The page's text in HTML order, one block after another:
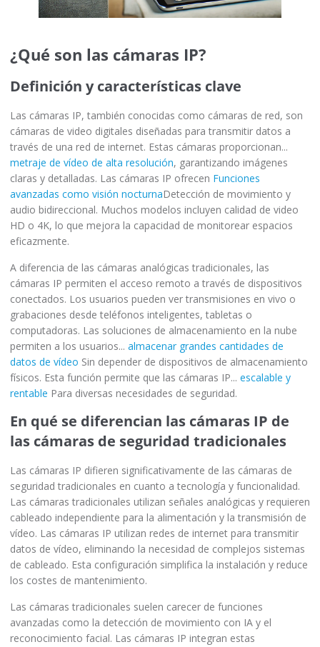
¿Qué son las cámaras IP?
Definición y características clave
Las cámaras IP, también conocidas como cámaras de red, son
cámaras de video digitales diseñadas para transmitir datos a
través de una red de internet. Estas cámaras proporcionan...
metraje de vídeo de alta resolución, garantizando imágenes
claras y detalladas. Las cámaras IP ofrecen Funciones
avanzadas como visión nocturnaDetección de movimiento y
audio bidireccional. Muchos modelos incluyen calidad de video
HD o 4K, lo que mejora la capacidad de monitorear espacios
eficazmente.
A diferencia de las cámaras analógicas tradicionales, las
cámaras IP permiten el acceso remoto a través de dispositivos
conectados. Los usuarios pueden ver transmisiones en vivo o
grabaciones desde teléfonos inteligentes, tabletas o
computadoras. Las soluciones de almacenamiento en la nube
permiten a los usuarios... almacenar grandes cantidades de
datos de vídeo Sin depender de dispositivos de almacenamiento
físicos. Esta función permite que las cámaras IP... escalable y
rentable Para diversas necesidades de seguridad.
En qué se diferencian las cámaras IP de
las cámaras de seguridad tradicionales
Las cámaras IP difieren significativamente de las cámaras de
seguridad tradicionales en cuanto a tecnología y funcionalidad.
Las cámaras tradicionales utilizan señales analógicas y requieren
cableado independiente para la alimentación y la transmisión de
vídeo. Las cámaras IP utilizan redes de internet para transmitir
datos de vídeo, eliminando la necesidad de complejos sistemas
de cableado. Esta configuración simplifica la instalación y reduce
los costes de mantenimiento.
Las cámaras tradicionales suelen carecer de funciones
avanzadas como la detección de movimiento con IA y el
reconocimiento facial. Las cámaras IP integran estas